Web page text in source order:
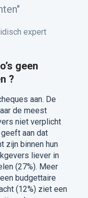
expert
geen
?
aan. De
de meest
niet verplicht
geeft aan dat
zijn binnen hun
liever in
(27%). Meer
budgettaire
(12%) ziet een